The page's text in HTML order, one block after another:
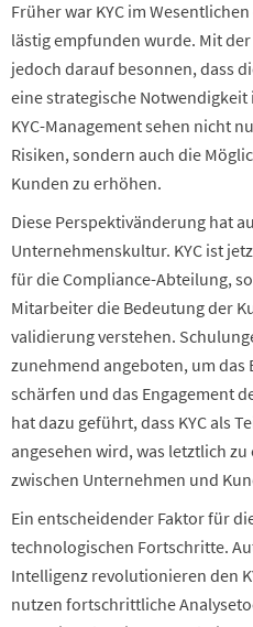
Früher war KYC im
lästig empfunden wurde. Mit
jedoch darauf besonnen, dass
eine strategische
KYC-Management sehen nicht
Risiken, sondern auch die
Kunden zu erhöhen.
Diese Perspektivänderung hat
Unternehmenskultur. KYC ist
für die Compliance-Abteilung,
Mitarbeiter die Bedeutung der
validierung verstehen.
zunehmend angeboten, um das
schärfen und das Engagement
hat dazu geführt, dass KYC als
angesehen wird, was letztlich
zwischen Unternehmen und
Ein entscheidender Faktor für
technologischen Fortschritte.
Intelligenz revolutionieren den
nutzen fortschrittliche